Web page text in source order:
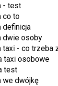
- test
co to
definicja
dwie osoby
taxi - co trzeba
taxi osobowe
test
we dwójkę